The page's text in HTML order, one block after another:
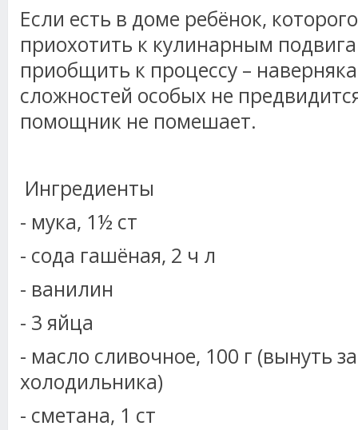
Если есть в доме ребёнок,
приохотить к кулинарным
приобщить к процессу –
сложностей особых не
помощник не помешает.
Ингредиенты
- мука, 1½ ст
- сода гашёная, 2 ч л
- ванилин
- 3 яйца
- масло сливочное, 100 г (вынуть
холодильника)
- сметана, 1 ст